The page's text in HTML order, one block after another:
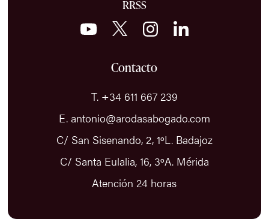
RRSS
Contacto
T. +34 611 667 239
E. antonio@arodasabogado.com
C/ San Sisenando, 2, 1ºL. Badajoz
C/ Santa Eulalia, 16, 3ºA. Mérida
Atención 24 horas